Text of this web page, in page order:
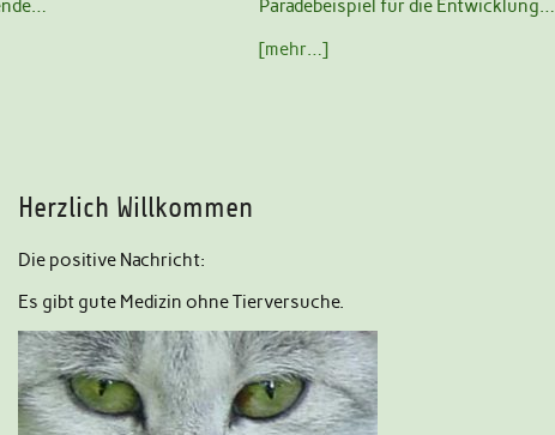
Paradebeispiel für die Entwicklung…
[mehr…]
Herzlich Willkommen
Die positive Nachricht:
Es gibt gute Medizin ohne Tierversuche.